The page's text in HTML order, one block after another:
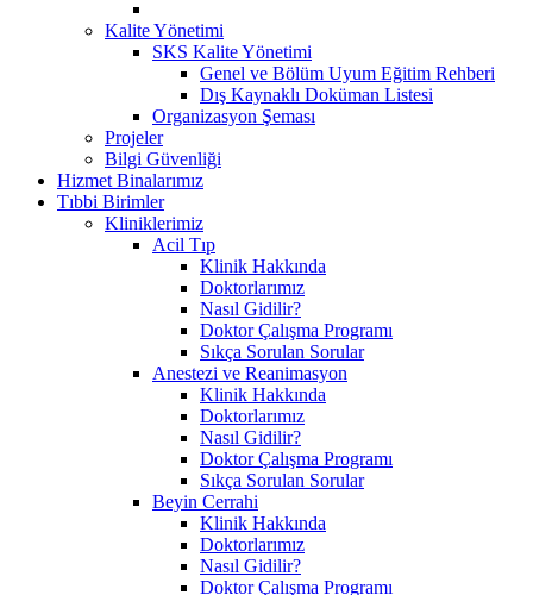
Kalite Yönetimi
SKS Kalite Yönetimi
Genel ve Bölüm Uyum Eğitim Rehberi
Dış Kaynaklı Doküman Listesi
Organizasyon Şeması
Projeler
Bilgi Güvenliği
Hizmet Binalarımız
Tıbbi Birimler
Kliniklerimiz
Acil Tıp
Klinik Hakkında
Doktorlarımız
Nasıl Gidilir?
Doktor Çalışma Programı
Sıkça Sorulan Sorular
Anestezi ve Reanimasyon
Klinik Hakkında
Doktorlarımız
Nasıl Gidilir?
Doktor Çalışma Programı
Sıkça Sorulan Sorular
Beyin Cerrahi
Klinik Hakkında
Doktorlarımız
Nasıl Gidilir?
Doktor Çalışma Programı